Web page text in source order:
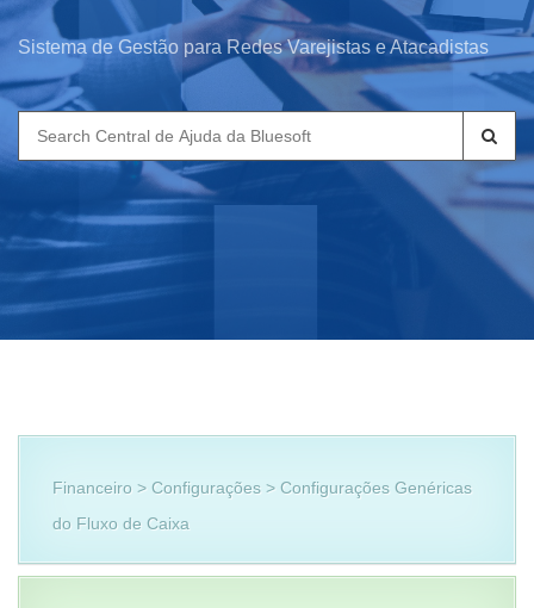
Sistema de Gestão para Redes Varejistas e Atacadistas
Search
for:
Financeiro > Configurações > Configurações Genéricas
do Fluxo de Caixa